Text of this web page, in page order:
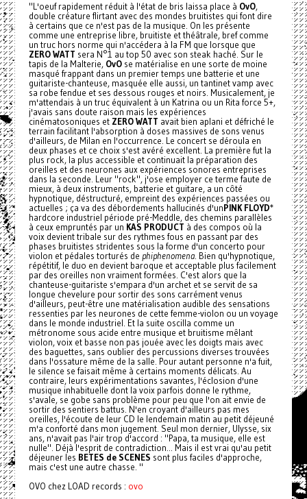
"L'oeuf rapidement réduit à l'état de bris laissa place à OvO,
double créature flirtant avec des mondes bruitistes qui font dire
à certains que ce n'est pas de la musique. On les présente
comme une entreprise libre, bruitiste et théâtrale, bref comme
un truc hors norme qui n'accédera à la FM que lorsque que
ZERO WATT sera N°1 au top 50 avec son steak haché. Sur le
tapis de la Malterie, OvOse matérialise en une sorte de moine
masqué frappant dans un premier temps une batterie et une
guitariste-chanteuse, masquée elle aussi, un tantinet vamp avec
sa robe fendue et ses dessous rouges et noirs. Musicalement, je
m'attendais à un truc équivalent à un Katrina ou un Rita force 5+,
j'avais sans doute raison mais les expériences
cinématosoniques et ZERO WATT avait bien aplani et défriché le
terrain facilitant l'absorption à doses massives de sons venus
d'ailleurs, de Milan en l'occurrence. Le concert se déroula en
deux phases et ce choix s'est avéré excellent. La première fut la
plus rock, la plus accessible et continuait la préparation des
oreilles et des neurones aux expériences sonores entreprises
dans la seconde. Leur "rock", j'ose employer ce terme faute de
mieux, à deux instruments, batterie et guitare, a un côté
hypnotique, déstructuré, empreint des expériences passées ou
actuelles ; ça va des débordements hallucinés d'unPINK FLOYD*
hardcore industriel période pré-Meddle, des chemins parallèles
à ceux empruntés par un KAS PRODUCT à des compos où la
voix devient tribale sur des rythmes fous en passant par des
phases bruitistes stridentes sous la forme d'un concerto pour
violon et pédales torturés de phiphenomena. Bien qu'hypnotique,
répétitif, le duo en devient baroque et acceptable plus facilement
par des oreilles non vraiment formées. C'est alors que la
chanteuse-guitariste s'empara d'un archet et se servit de sa
longue chevelure pour sortir des sons carrément venus
d'ailleurs, peut-être une matérialisation audible des sensations
ressenties par les neurones de cette femme-violon ou un voyage
dans le monde industriel. Et la suite oscilla comme un
métronome sous acide entre musique et bruitisme mêlant
violon, voix et basse non pas jouée avec les doigts mais avec
des baguettes, sans oublier des percussions diverses trouvées
dans l'ossature même de la salle. Pour autant personne n'a fuit,
le silence se faisait même à certains moments délicats. Au
contraire, leurs expérimentations savantes, l'éclosion d'une
musique inhabituelle dont la voix parfois donne le rythme,
s'avale, se gobe sans problème pour peu que l'on ait envie de
sortir des sentiers battus. N'en croyant d'ailleurs pas mes
oreilles, l'écoute de leur CD le lendemain matin au petit déjeuné
m'a conforté dans mon jugement. Seul mon dernier, Ulysse, six
ans, n'avait pas l'air trop d'accord : "Papa, ta musique, elle est
nulle". Déjà l'esprit de contradiction... Mais il est vrai qu'au petit
déjeuner les BETES de SCENES sont plus faciles d'approche,
mais c'est une autre chasse. "
OVO chez LOAD records : ovo